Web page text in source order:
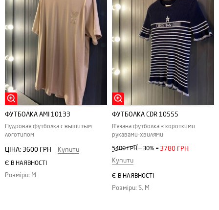
ФУТБОЛКА АMI 10133
Пудровая футболка с вышитым
логотипом
ЦІНА: 3600 ГРН Купити
Є В НАЯВНОСТІ
Розміри: M
ФУТБОЛКА CDR 10555
В'язана футболка з короткими
рукавами-хвилями
5400 ГРН — 30% = 3780 ГРН
Купити
Є В НАЯВНОСТІ
Розміри: S, M